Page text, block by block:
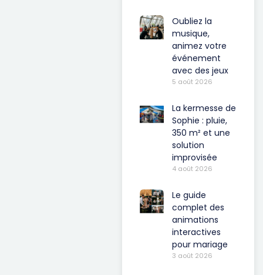
Oubliez la
musique,
animez votre
événement
avec des jeux
5 août 2026
La kermesse de
Sophie : pluie,
350 m² et une
solution
improvisée
4 août 2026
Le guide
complet des
animations
interactives
pour mariage
3 août 2026